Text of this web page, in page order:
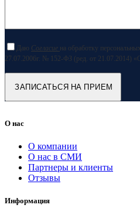
Даю Согласие на обработку
27.07.2006г. № 152-ФЗ (ред. от 21.07.2014)
О нас
О компании
О нас в СМИ
Партнеры и клиенты
Отзывы
Информация